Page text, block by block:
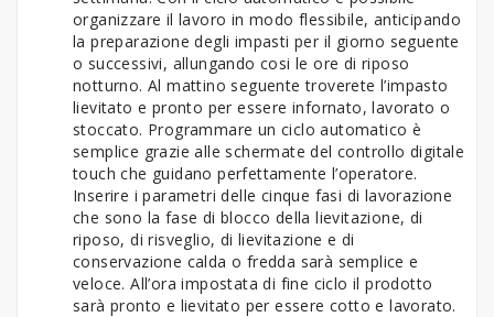
organizzare il lavoro in modo flessibile, anticipando
la preparazione degli impasti per il giorno seguente
o successivi, allungando cosi le ore di riposo
notturno. Al mattino seguente troverete l’impasto
lievitato e pronto per essere infornato, lavorato o
stoccato. Programmare un ciclo automatico è
semplice grazie alle schermate del controllo digitale
touch che guidano perfettamente l’operatore.
Inserire i parametri delle cinque fasi di lavorazione
che sono la fase di blocco della lievitazione, di
riposo, di risveglio, di lievitazione e di
conservazione calda o fredda sarà semplice e
veloce. All’ora impostata di fine ciclo il prodotto
sarà pronto e lievitato per essere cotto e lavorato.